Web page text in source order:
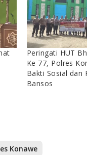
Peringati HUT
Ke 77, Polres
Bakti Sosial dan
Bansos
Konawe